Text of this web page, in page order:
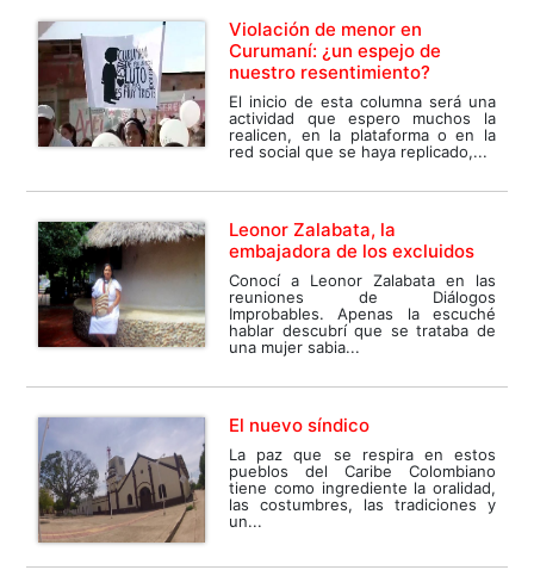
Violación de menor en
Curumaní: ¿un espejo de
nuestro resentimiento?
El inicio de esta columna será una
actividad que espero muchos la
realicen, en la plataforma o en la
red social que se haya replicado,...
Leonor Zalabata, la
embajadora de los excluidos
Conocí a Leonor Zalabata en las
reuniones de Diálogos
Improbables. Apenas la escuché
hablar descubrí que se trataba de
una mujer sabia...
El nuevo síndico
La paz que se respira en estos
pueblos del Caribe Colombiano
tiene como ingrediente la oralidad,
las costumbres, las tradiciones y
un...